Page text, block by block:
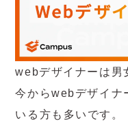
webデザイナーは男
今からwebデザイナ
いる方も多いです。